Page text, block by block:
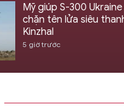
Mỹ giúp S-300
chặn tên lửa siêu
Kinzhal
5 giờ trước